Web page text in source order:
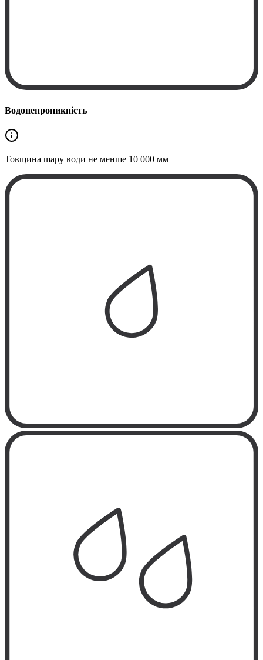
Водонепроникність
Товщина шару води не менше 10 000 мм